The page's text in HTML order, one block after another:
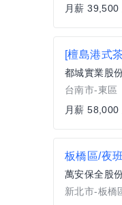
月薪
都城實業股
台南市-東區
月薪
板橋區/夜
萬安保全股
新北市-板橋